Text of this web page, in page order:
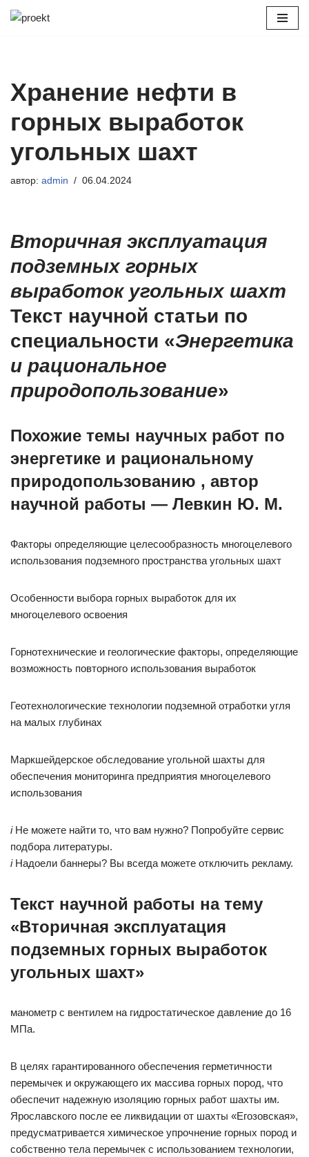
Хранение нефти в
горных выработок
угольных шахт
автор: admin 06.04.2024
Вторичная эксплуатация
подземных горных
выработок угольных шахт
Текст научной статьи по
специальности «Энергетика
и рациональное
природопользование»
Похожие темы научных работ по
энергетике и рациональному
природопользованию , автор
научной работы — Левкин Ю. М.
Факторы определяющие целесообразность многоцелевого
использования подземного пространства угольных шахт
Особенности выбора горных выработок для их
многоцелевого освоения
Горнотехнические и геологические факторы, определяющие
возможность повторного использования выработок
Геотехнологические технологии подземной отработки угля
на малых глубинах
Маркшейдерское обследование угольной шахты для
обеспечения мониторинга предприятия многоцелевого
использования
iНе можете найти то, что вам нужно? Попробуйте сервис
подбора литературы.
iНадоели баннеры? Вы всегда можете отключить рекламу.
Текст научной работы на тему
«Вторичная эксплуатация
подземных горных выработок
угольных шахт»
манометр с вентилем на гидростатическое давление до 16
МПа.
В целях гарантированного обеспечения герметичности
перемычек и окружающего их массива горных пород, что
обеспечит надежную изоляцию горных работ шахты им.
Ярославского после ее ликвидации от шахты «Егозовская»,
предусматривается химическое упрочнение горных пород и
собственно тела перемычек с использованием технологии,